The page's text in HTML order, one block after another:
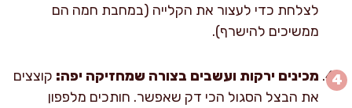
לצלחת כדי לעצור את הקלייה (במחבת חמה הם
ממשיכים להישרף).
מכינים ירקות ועשבים בצורה שמחזיקה יפה: קוצצים
את הבצל הסגול הכי דק שאפשר. חותכים מלפפון